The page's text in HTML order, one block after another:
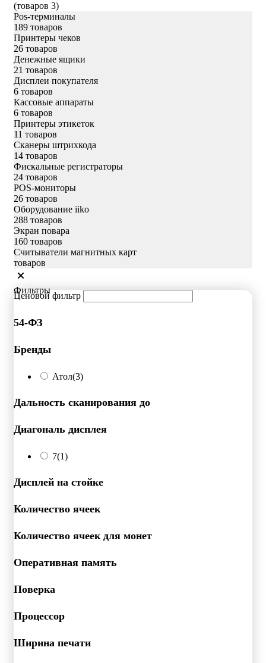
(товаров 3)
Pos-терминалы
189 товаров
Принтеры чеков
26 товаров
Денежные ящики
21 товаров
Дисплеи покупателя
6 товаров
Кассовые аппараты
6 товаров
Принтеры этикеток
11 товаров
Сканеры штрихкода
14 товаров
Фискальные регистраторы
24 товаров
POS-мониторы
26 товаров
Оборудование iiko
288 товаров
Экран повара
160 товаров
Считыватели магнитных карт
товаров
Фильтры
Ценовой фильтр
54-ФЗ
Бренды
Атол(3)
Дальность сканирования до
Диагональ дисплея
7(1)
Дисплей на стойке
Количество ячеек
Количество ячеек для монет
Оперативная память
Поверка
Процессор
Ширина печати